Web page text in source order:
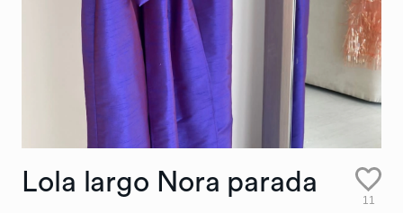
Lola largo Nora parada
11